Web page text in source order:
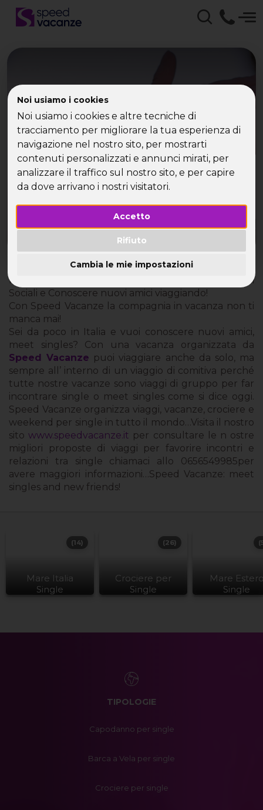
Noi usiamo i cookies
Noi usiamo i cookies e altre tecniche di
tracciamento per migliorare la tua esperienza di
navigazione nel nostro sito, per mostrarti
contenuti personalizzati e annunci mirati, per
analizzare il traffico sul nostro sito, e per capire
da dove arrivano i nostri visitatori.
Accetto
Rifiuto
Cambia le mie impostazioni
Meet Singles con Speed
Vacanze - Conoscere
nuovi amici in vacanza
Incontri, Relazioni Sociali e Conoscere nuovi amici
viaggiando!
Meet Singles con Speed Vacanze: Incontri, Relazioni
Sociali e Conoscere nuovi amici viaggiando!
Con Speed Vacanze la compagnia in vacanza non ti
manca mai!
Sei da poco in Italia e vuoi conoscere nuovi amici,
meet singles? Con una vacanza organizzata da
Speed Vacanze puoi viaggiare anche da solo, ma
sempre all’ interno di un viaggio di comitiva perché
tutte nostre vacanze sono viaggi di gruppo per far
incontrare single o meet singles come si dice oggi.
Speed Vacanze organizza viaggi, vacanze, crociere e
weekend per single in tutto il mondo…Visita il nostro
sito www.speedvacanze.it per consultare le n ostre
migliori proposte di viaggi per favorire incontri e
relazioni tra single chiamaci allo 0656549985per
avere maggiori informazioni…Speed Vacanze: meet
singles and new friends!
Mare Italia
Single
(14)
Crociere per
Single
(26)
Mare
Single
TIPOLOGIE
Capodanno per single
Barca a Vela per single
Crociere per single